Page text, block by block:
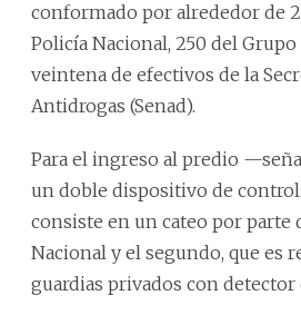
conformado por alrededor de
Policía Nacional, 250 del
veintena de efectivos de la
Antidrogas (Senad).
Para el ingreso al predio
un doble dispositivo de
consiste en un cateo por parte
Nacional y el segundo, que es
guardias privados con detector